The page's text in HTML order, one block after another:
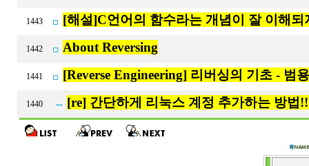
1443 [해설]C언어의 함수라는 개념이 잘 이해되
1442 About Reversing
1441 [Reverse Engineering] 리버싱의 기초 - 범
1440 [re] 간단하게 리눅스 계정 추가하는 방법